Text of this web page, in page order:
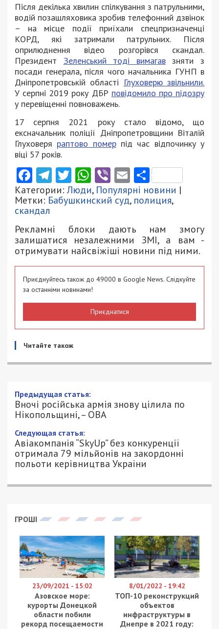
Після декілька хвилин спілкування з патрульними,
водій позашляховика зробив телефонний дзвінок
– на місце події приїхали спецпризначенці
КОРД, які затримали патрульних. Після
оприлюднення відео розгорівся скандал.
Президент Зеленський тоді вимагавзняти з
посади генерала, після чого начальника ГУНП в
Дніпропетровській області Глуховерю звільнили.
У серпні 2019 року ДБР повідомило про підозру
у перевіщенні повноважень.
17 серпня 2021 року стало відомо, що
ексначальник поліції Дніпропетровщини Віталій
Глуховеря раптово померпід час відпочинку у
віці 57 років.
Facebook
Telegram
Twitter
WhatsApp
ViberEmail
Категории:Люди, Популярні новини |
Метки: Бабушкинский суд, полиция,
скандал
Рекламні блоки дають нам змогу
залишатися незалежними ЗМІ, а вам -
отримувати найсвіжіші новини під ними.
Приєднуйтесь також до 49000 в Google News. Слідкуйте
за останніми новинами!
Приєднатися
Читайте також
Вночі російська армія знову цілила по
Нікопольщині, – ОВА
5/02/2024 - 8:30
ПЕТРО ЩУКІН - СПЕЦИАЛЬНО ДЛЯ
49000.COM.UA
Вночі 5 лютого 2024 року російські окупанти в
черговий раз обстріляли Нікопольський район
Дніпропетровської області. В інших районах
регіону ніч минула без ворожих обстрілів. Про це
повідомляє49000із посиланням на очільника